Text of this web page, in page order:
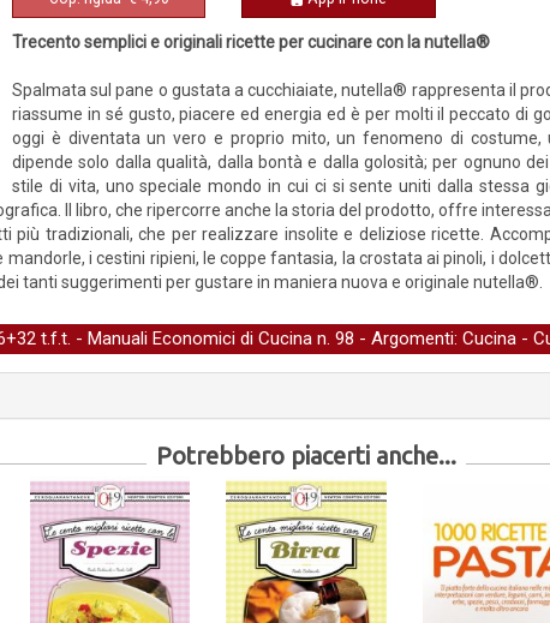
Trecento semplici e originali ricette per cucinare con la nutella®
Spalmata sul pane o gustata a cucchiaiate, nutella® rappresenta il
riassume in sé gusto, piacere ed energia ed è per molti il peccato di
oggi è diventata un vero e proprio mito, un fenomeno di costume,
dipende solo dalla qualità, dalla bontà e dalla golosità; per ognuno
stile di vita, uno speciale mondo in cui ci si sente uniti dalla stessa
Il libro, che ripercorre anche la storia del prodotto, offre
più tradizionali, che per realizzare insolite e deliziose ricette.
mandorle, i cestini ripieni, le coppe fantasia, la crostata ai pinoli, i
tanti suggerimenti per gustare in maniera nuova e originale nutella®.
t.f.t. - Manuali Economici di Cucina n. 98 - Argomenti: Cucina -
Potrebbero piacerti anche...